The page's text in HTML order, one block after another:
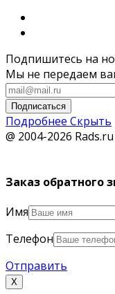
Подпишитесь на
Мы не передаем
Подписаться
Подробнее Скрыть
@ 2004-2026
Заказ обратного
Имя
Телефон
Отправить
Х